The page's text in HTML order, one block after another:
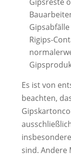
Rigips-
Es ist von
beachten,
sind. Andere